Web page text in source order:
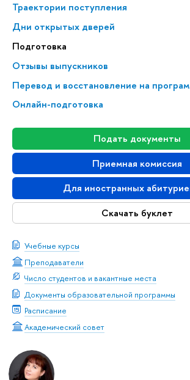
Траектории поступления
Дни открытых дверей
Подготовка
Отзывы выпускников
Перевод и восстановление на
Онлайн-подготовка
Подать документы
Приемная комиссия
Для иностранных
Скачать буклет
Учебные курсы
Преподаватели
Число студентов и вакантные места
Документы образовательной программы
Расписание
Академический совет